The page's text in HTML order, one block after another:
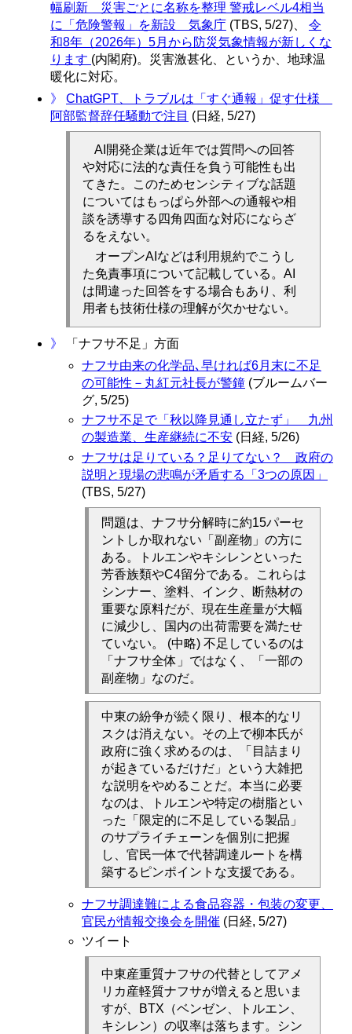
幅刷新 災害ごとに名称を整理 警戒レベル4相当
に「危険警報」を新設 気象庁 (TBS, 5/27)、 令
和8年（2026年）5月から防災気象情報が新しくな
ります (内閣府)。災害激甚化、というか、地球温
暖化に対応。
》
ChatGPT、トラブルは「すぐ通報」促す仕様
阿部監督辞任騒動で注目 (日経, 5/27)
AI開発企業は近年では質問への回答
や対応に法的な責任を負う可能性も出
てきた。このためセンシティブな話題
についてはもっぱら外部への通報や相
談を誘導する四角四面な対応にならざ
るをえない。
オープンAIなどは利用規約でこうし
た免責事項について記載している。AI
は間違った回答をする場合もあり、利
用者も技術仕様の理解が欠かせない。
》
「ナフサ不足」方面
ナフサ由来の化学品､早ければ6月末に不足
の可能性－丸紅元社長が警鐘 (ブルームバー
グ, 5/25)
ナフサ不足で「秋以降見通し立たず」 九州
の製造業、生産継続に不安 (日経, 5/26)
ナフサは足りている？足りてない？ 政府の
説明と現場の悲鳴が矛盾する「3つの原因」
(TBS, 5/27)
問題は、ナフサ分解時に約15パーセ
ントしか取れない「副産物」の方に
ある。トルエンやキシレンといった
芳香族類やC4留分である。これらは
シンナー、塗料、インク、断熱材の
重要な原料だが、現在生産量が大幅
に減少し、国内の出荷需要を満たせ
ていない。 (中略) 不足しているのは
「ナフサ全体」ではなく、「一部の
副産物」なのだ。
中東の紛争が続く限り、根本的なリ
スクは消えない。その上で柳本氏が
政府に強く求めるのは、「目詰まり
が起きているだけだ」という大雑把
な説明をやめることだ。本当に必要
なのは、トルエンや特定の樹脂とい
った「限定的に不足している製品」
のサプライチェーンを個別に把握
し、官民一体で代替調達ルートを構
築するピンポイントな支援である。
ナフサ調達難による食品容器・包装の変更、
官民が情報交換会を開催 (日経, 5/27)
ツイート
中東産重質ナフサの代替としてアメ
リカ産軽質ナフサが増えると思いま
すが、BTX（ベンゼン、トルエン、
キシレン）の収率は落ちます。シン